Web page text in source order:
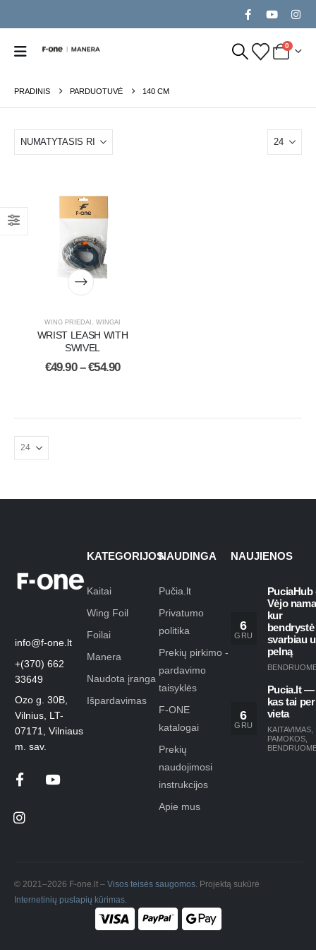
0
PRADINIS PARDUOTUVĖ 140 CM
WING PRIEDAI WINGAI
WRIST LEASH WITH
SWIVEL
€49.90 – €54.90
info@f-one.lt
+(370) 662
33649
Ozo g. 30B,
Vilnius, LT-
07171, Vilniaus
m. sav.
KATEGORIJOS
Kaitai
Wing Foil
Foilai
Manera
Naudota įranga
Išpardavimas
NAUDINGA
Pučia.lt
Privatumo
politika
Prekių pirkimo -
pardavimo
taisyklės
F-ONE
katalogai
Prekių
naudojimosi
instrukcijos
Apie mus
NAUJIENOS
6
GRU
PuciaHub
Vėjo
kur
bendrystė
svarbiau
pelną
6
GRU
Pucia.lt —
kas tai per
vieta
KAITAVIMAS
PAMOKOS
© 2021–2026 F-one.lt – Visos teisės saugomos . Projektą sukūrė
Internetinių puslapių kūrimas